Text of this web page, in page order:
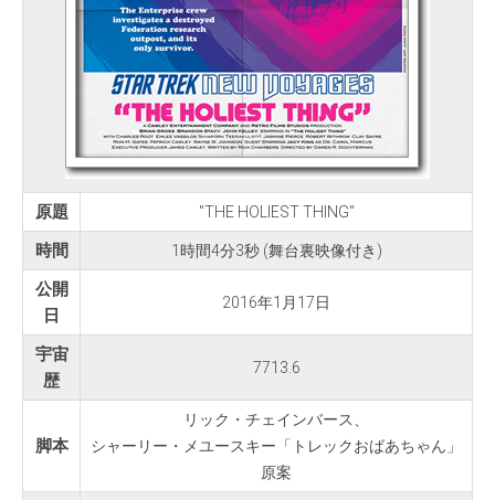
原題 "THE HOLIEST THING"
時間 1時間4分3秒 (舞台裏映像付き)
公開
日
2016年1月17日
宇宙
歴
7713.6
脚本
リック・チェインバース、
シャーリー・メユースキー「トレックおばあちゃん」
原案